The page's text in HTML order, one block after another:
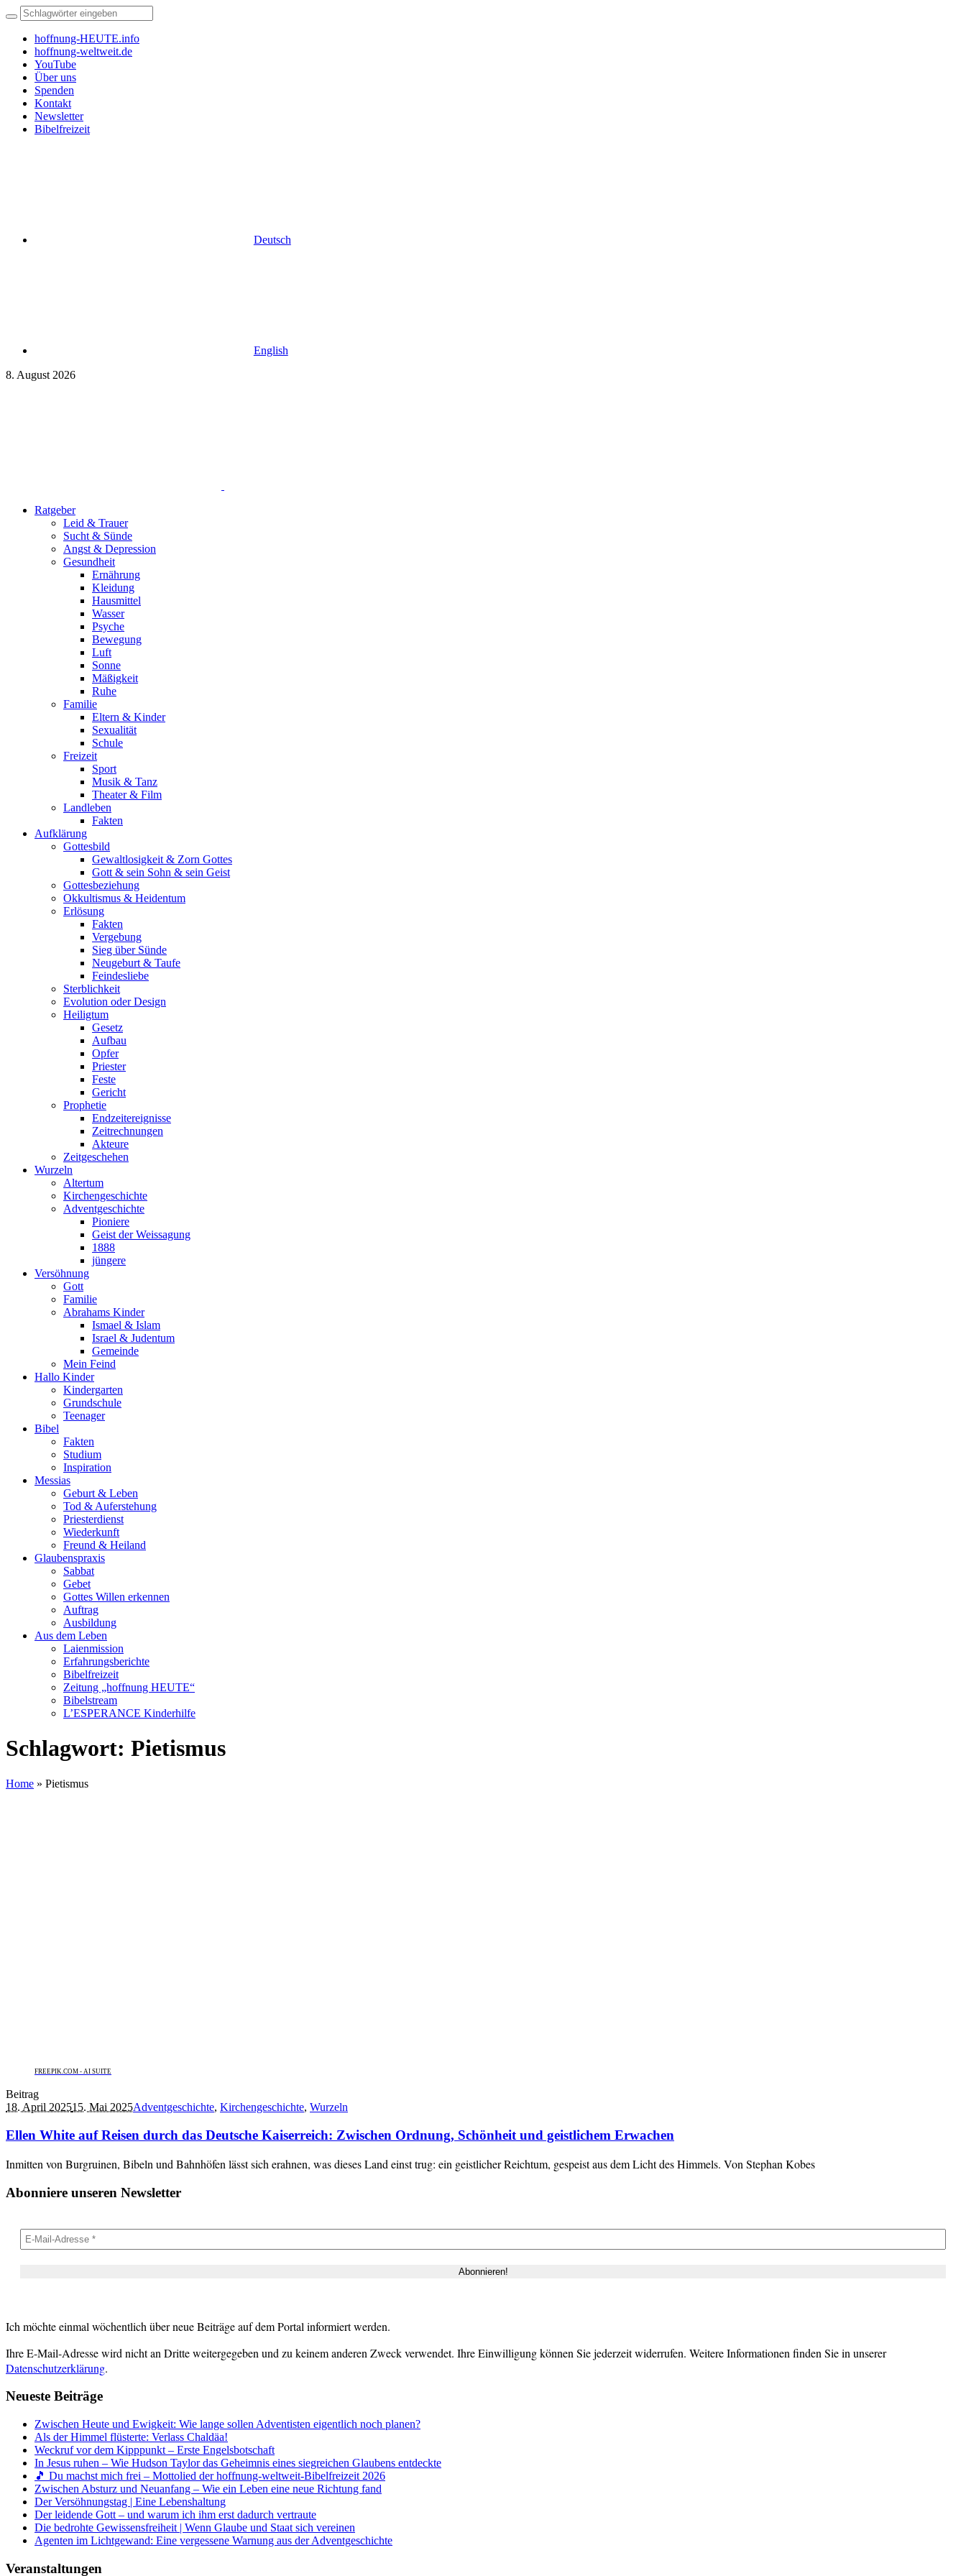
hoffnung-HEUTE.info
hoffnung-weltweit.de
YouTube
Über uns
Spenden
Kontakt
Newsletter
Bibelfreizeit
Deutsch
English
8. August 2026
Ratgeber
Leid & Trauer
Sucht & Sünde
Angst & Depression
Gesundheit
Ernährung
Kleidung
Hausmittel
Wasser
Psyche
Bewegung
Luft
Sonne
Mäßigkeit
Ruhe
Familie
Eltern & Kinder
Sexualität
Schule
Freizeit
Sport
Musik & Tanz
Theater & Film
Landleben
Fakten
Aufklärung
Gottesbild
Gewaltlosigkeit & Zorn Gottes
Gott & sein Sohn & sein Geist
Gottesbeziehung
Okkultismus & Heidentum
Erlösung
Fakten
Vergebung
Sieg über Sünde
Neugeburt & Taufe
Feindesliebe
Sterblichkeit
Evolution oder Design
Heiligtum
Gesetz
Aufbau
Opfer
Priester
Feste
Gericht
Prophetie
Endzeitereignisse
Zeitrechnungen
Akteure
Zeitgeschehen
Wurzeln
Altertum
Kirchengeschichte
Adventgeschichte
Pioniere
Geist der Weissagung
1888
jüngere
Versöhnung
Gott
Familie
Abrahams Kinder
Ismael & Islam
Israel & Judentum
Gemeinde
Mein Feind
Hallo Kinder
Kindergarten
Grundschule
Teenager
Bibel
Fakten
Studium
Inspiration
Messias
Geburt & Leben
Tod & Auferstehung
Priesterdienst
Wiederkunft
Freund & Heiland
Glaubenspraxis
Sabbat
Gebet
Gottes Willen erkennen
Auftrag
Ausbildung
Aus dem Leben
Laienmission
Erfahrungsberichte
Bibelfreizeit
Zeitung „hoffnung HEUTE“
Bibelstream
L’ESPERANCE Kinderhilfe
Schlagwort: Pietismus
Home » Pietismus
FREEPIK.COM - AI SUITE
Beitrag
18. April 202515. Mai 2025Adventgeschichte, Kirchengeschichte, Wurzeln
Ellen White auf Reisen durch das Deutsche Kaiserreich: Zwischen Ordnung, Schönheit und geistlichem Erwachen
Inmitten von Burgruinen, Bibeln und Bahnhöfen lässt sich erahnen, was dieses Land einst trug: ein geistlicher Reichtum, gespeist aus dem Licht des Himmels. Von Stephan Kobes
Abonniere unseren Newsletter
Ich möchte einmal wöchentlich über neue Beiträge auf dem Portal informiert werden.
Ihre E-Mail-Adresse wird nicht an Dritte weitergegeben und zu keinem anderen Zweck verwendet. Ihre Einwilligung können Sie jederzeit widerrufen. Weitere Informationen finden Sie in unserer
Datenschutzerklärung.
Neueste Beiträge
Zwischen Heute und Ewigkeit: Wie lange sollen Adventisten eigentlich noch planen?
Als der Himmel flüsterte: Verlass Chaldäa!
Weckruf vor dem Kipppunkt – Erste Engelsbotschaft
In Jesus ruhen – Wie Hudson Taylor das Geheimnis eines siegreichen Glaubens entdeckte
🎵 Du machst mich frei – Mottolied der hoffnung-weltweit-Bibelfreizeit 2026
Zwischen Absturz und Neuanfang – Wie ein Leben eine neue Richtung fand
Der Versöhnungstag | Eine Lebenshaltung
Der leidende Gott – und warum ich ihm erst dadurch vertraute
Die bedrohte Gewissensfreiheit | Wenn Glaube und Staat sich vereinen
Agenten im Lichtgewand: Eine vergessene Warnung aus der Adventgeschichte
Veranstaltungen